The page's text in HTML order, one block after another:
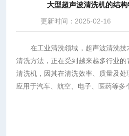
大型超声波清洗机的结
更新时间：2025-02-16
在工业清洗领域，超声波清洗技
清洗方法，正在受到越来越多行业
清洗机，因其在清洗效率、质量及
应用于汽车、航空、电子、医药等多